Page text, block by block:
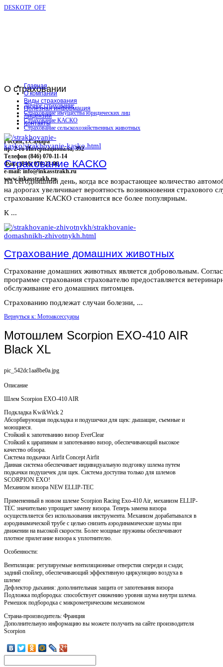
DESKOTP_OFF
О страховании
Личное страхование
Страхование имущества юридических лиц
Страхование КАСКО
Страхование сельскохозяйственных животных
Россия, г.Самара
пр. 2-го Интернационала, 392
Телефон (846) 070-11-14
Факс (846) 070-23-96
e-mail: info@inkasstrakh.ru
www.inkasstrakh.ru
Главная
О компании
Виды страхования
Полезная информация
Лицензии
Контакты
Страхование КАСКО
На сегодняшний день, когда все возрастающее количество
на дорогах увеличивает вероятность возникновения страхового
страхование КАСКО становится все более популярным.
К ...
Страхование домашних животных
Страхование домашних животных является добровольным.
программе страхования страхователю предоставляется
обслуживание его домашних питомцев.
Страхованию подлежат случаи болезни, ...
Вернуться к: Мотоаксессуары
Мотошлем Scorpion EXO-410 AIR
Black XL
pic_542dc1aa8be0a.jpg
Описание
Шлем Scorpion EXO-410 AIR
Подкладка KwikWick 2
Абсорбирующая подкладка и подушечки для щек: дышащие, съемные и
моющиеся.
Стойкий к запотеванию визор EverClear
Стойкий к царапинам и запотеванию визор, обеспечивающий высокое
качество обзора.
Система подкачки Airfit Concept Airfit
Данная система обеспечивает индивидуальную подгонку шлема путем
подкачки подушечек для щек. Система доступна только для шлемов
SCORPION EXO!
Механизм визора NEW ELLIP-TEC
Примененный в новом шлеме Scorpion Racing Exo-410 Air, механизм ELLIP-
TEC значительно упрощает замену визора. Теперь замена визора
осуществляется без использования инструмента. Механизм дорабатывался в
аэродинамической трубе с целью снизить аэродинамические шумы при
движении на высокой скорости. Более мощные пружины обеспечивают
плотное прилегание визора к уплотнителю.
Особенности:
Вентиляция: регулируемые вентиляционные отверстия спереди и сзади;
задний спойлер, обеспечивающий эффективную циркуляцию воздуха в
шлеме
Дефлектор дыхания: дополнительная защита от запотевания визора
Подложка подбородка: способствует снижению уровня шума внутри шлема.
Ремешок подбородка с микрометрическим механизмом
Страна-производитель: Франция
Дополнительную информацию вы можете получить на сайте производителя
Scorpion